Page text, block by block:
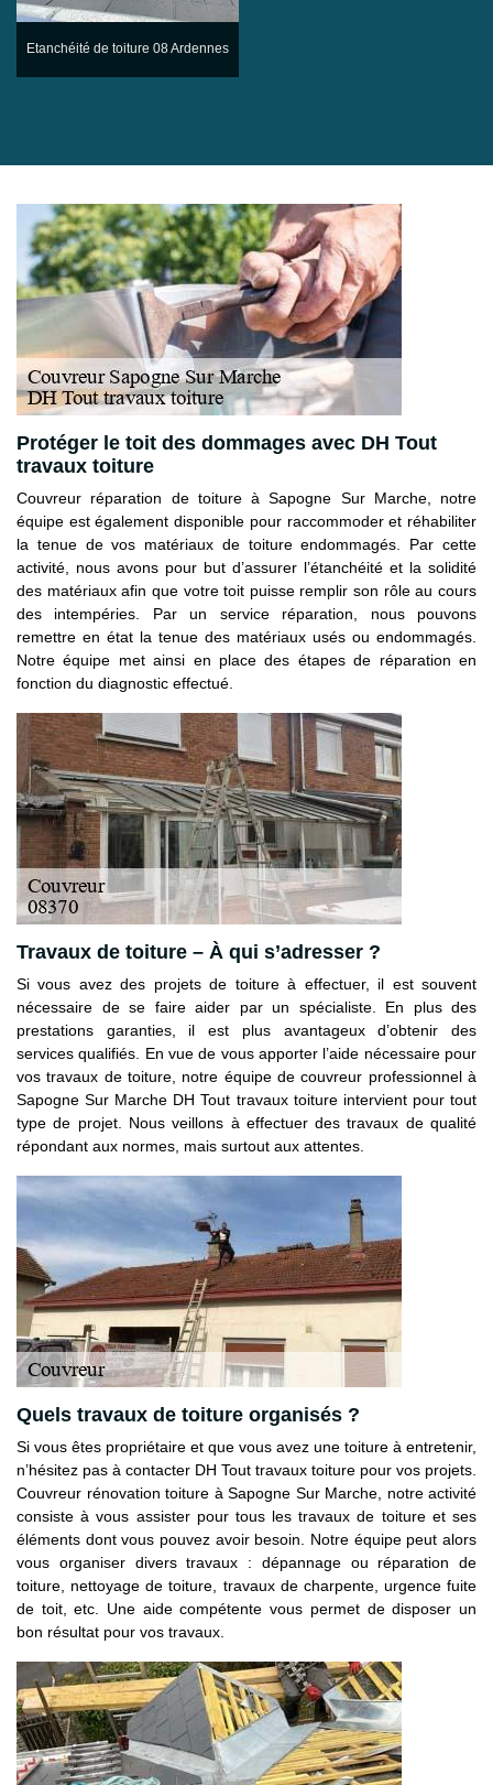
Etanchéité de toiture 08 Ardennes
Protéger le toit des dommages avec DH Tout
travaux toiture
Couvreur réparation de toiture à Sapogne Sur Marche, notre
équipe est également disponible pour raccommoder et réhabiliter
la tenue de vos matériaux de toiture endommagés. Par cette
activité, nous avons pour but d’assurer l’étanchéité et la solidité
des matériaux afin que votre toit puisse remplir son rôle au cours
des intempéries. Par un service réparation, nous pouvons
remettre en état la tenue des matériaux usés ou endommagés.
Notre équipe met ainsi en place des étapes de réparation en
fonction du diagnostic effectué.
Travaux de toiture – À qui s’adresser ?
Si vous avez des projets de toiture à effectuer, il est souvent
nécessaire de se faire aider par un spécialiste. En plus des
prestations garanties, il est plus avantageux d’obtenir des
services qualifiés. En vue de vous apporter l’aide nécessaire pour
vos travaux de toiture, notre équipe de couvreur professionnel à
Sapogne Sur Marche DH Tout travaux toiture intervient pour tout
type de projet. Nous veillons à effectuer des travaux de qualité
répondant aux normes, mais surtout aux attentes.
Quels travaux de toiture organisés ?
Si vous êtes propriétaire et que vous avez une toiture à entretenir,
n’hésitez pas à contacter DH Tout travaux toiture pour vos projets.
Couvreur rénovation toiture à Sapogne Sur Marche, notre activité
consiste à vous assister pour tous les travaux de toiture et ses
éléments dont vous pouvez avoir besoin. Notre équipe peut alors
vous organiser divers travaux : dépannage ou réparation de
toiture, nettoyage de toiture, travaux de charpente, urgence fuite
de toit, etc. Une aide compétente vous permet de disposer un
bon résultat pour vos travaux.